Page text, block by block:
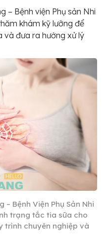
– Bệnh viện Phụ sản Nhi
khám kỹ lưỡng để
và đưa ra hướng xử lý
– Bệnh Viện Phụ Sản Nhi
trạng tắc tia sữa cho
trình chuyên nghiệp và